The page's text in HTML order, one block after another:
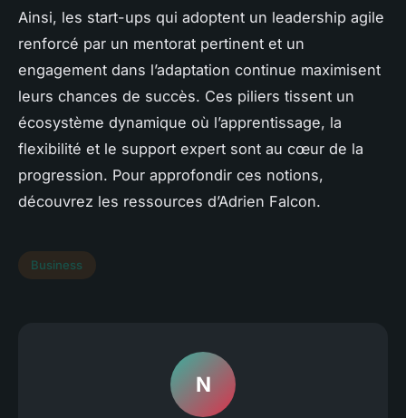
Ainsi, les start-ups qui adoptent un leadership agile
renforcé par un mentorat pertinent et un
engagement dans l’adaptation continue maximisent
leurs chances de succès. Ces piliers tissent un
écosystème dynamique où l’apprentissage, la
flexibilité et le support expert sont au cœur de la
progression. Pour approfondir ces notions,
découvrez les ressources d’Adrien Falcon.
Business
N